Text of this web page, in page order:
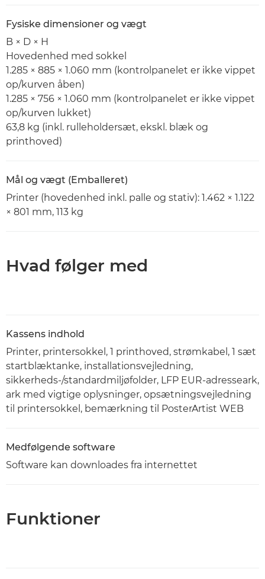
Fysiske dimensioner og vægt
B × D × H
Hovedenhed med sokkel
1.285 × 885 × 1.060 mm (kontrolpanelet er ikke vippet
op/kurven åben)
1.285 × 756 × 1.060 mm (kontrolpanelet er ikke vippet
op/kurven lukket)
63,8 kg (inkl. rulleholdersæt, ekskl. blæk og
printhoved)
Mål og vægt (Emballeret)
Printer (hovedenhed inkl. palle og stativ): 1.462 × 1.122
× 801 mm, 113 kg
Hvad følger med
Kassens indhold
Printer, printersokkel, 1 printhoved, strømkabel, 1 sæt
startblæktanke, installationsvejledning,
sikkerheds-/standardmiljøfolder, LFP EUR-adresseark,
ark med vigtige oplysninger, opsætningsvejledning
til printersokkel, bemærkning til PosterArtist WEB
Medfølgende software
Software kan downloades fra internettet
Funktioner